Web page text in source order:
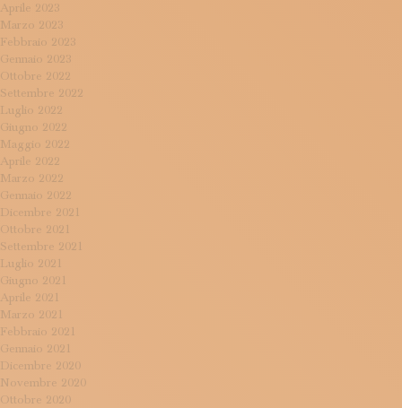
Aprile 2023
Marzo 2023
Febbraio 2023
Gennaio 2023
Ottobre 2022
Settembre 2022
Luglio 2022
Giugno 2022
Maggio 2022
Aprile 2022
Marzo 2022
Gennaio 2022
Dicembre 2021
Ottobre 2021
Settembre 2021
Luglio 2021
Giugno 2021
Aprile 2021
Marzo 2021
Febbraio 2021
Gennaio 2021
Dicembre 2020
Novembre 2020
Ottobre 2020